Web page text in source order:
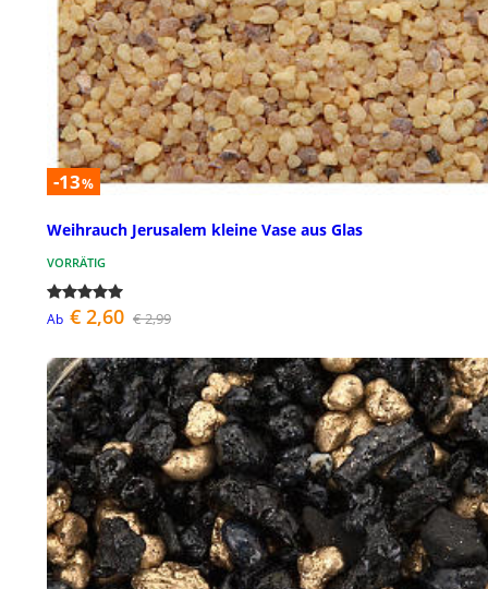
-13%
Weihrauch Jerusalem kleine Vase aus Glas
VORRÄTIG
Ab € 2,60 € 2,99